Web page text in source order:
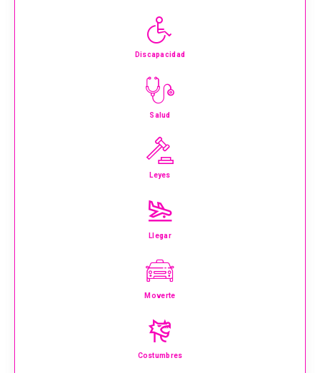
Discapacidad
Salud
Leyes
Llegar
Moverte
Costumbres